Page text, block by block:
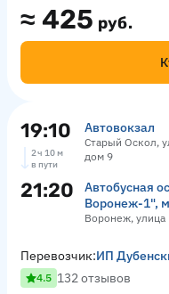
≈ 425 руб.
19:10 Автовокзал
Старый Оскол,
дом 9
2 ч 10 м
в пути
21:20
Автобусная
Воронеж-1",
Воронеж, улица
Перевозчик:ИП
4.5 132 отзывов